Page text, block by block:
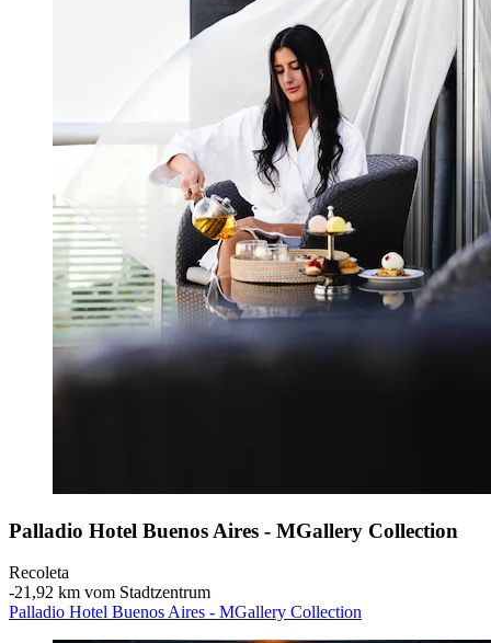
Palladio Hotel Buenos Aires - MGallery Collection
Recoleta
‐21,92 km vom Stadtzentrum
Palladio Hotel Buenos Aires - MGallery Collection